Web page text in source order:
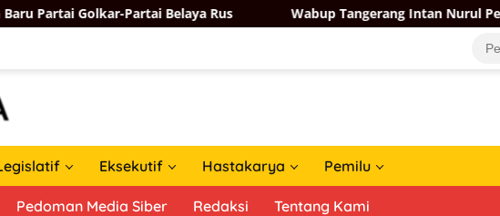
Golkar-Partai Belaya Rus Wabup Tangerang Intan Nurul
Eksekutif Hastakarya Pemilu
Pedoman Media Siber Redaksi Tentang Kami